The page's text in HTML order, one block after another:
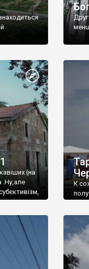
(на
.Ну,але
К